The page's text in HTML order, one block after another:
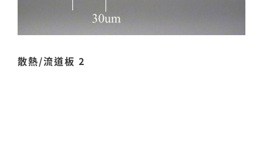
散熱/流道板 2